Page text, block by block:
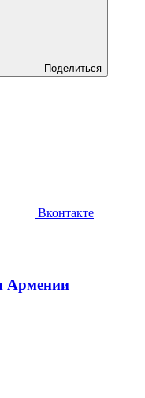
Поделиться
Вконтакте
Армении